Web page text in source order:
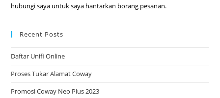
hubungi saya untuk saya hantarkan borang pesanan.
Recent Posts
Daftar Unifi Online
Proses Tukar Alamat Coway
Promosi Coway Neo Plus 2023